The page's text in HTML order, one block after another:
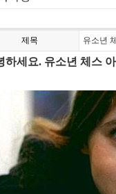
제목 유소년
하세요. 유소년 체스